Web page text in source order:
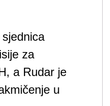
za
a Rudar je
u